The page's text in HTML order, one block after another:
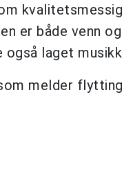
er både venn
laget
melder